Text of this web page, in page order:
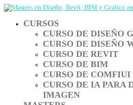
CURSOS
CURSO DE DISEÑO
CURSO DE DISEÑO
CURSO DE REVIT
CURSO DE BIM
CURSO DE COMFIUI
CURSO DE IA PARA
IMAGEN